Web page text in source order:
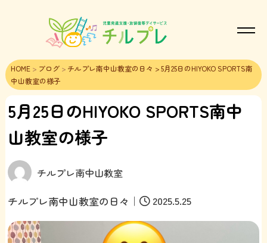
HOME> ブログ> チルプレ南中山教室の日々 > 5月25日のHIYOKO SPORTS南
中山教室の様子
5月25日のHIYOKO SPORTS南中
山教室の様子
チルプレ南中山教室
チルプレ南中山教室の日々 ｜ 2025.5.25